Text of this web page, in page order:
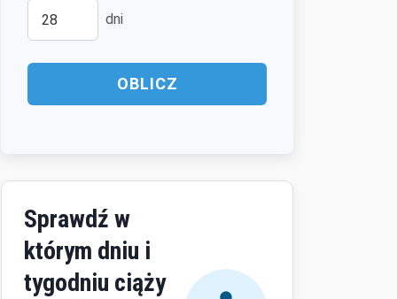
dni
OBLICZ
Sprawdź w
którym dniu i
tygodniu ciąży